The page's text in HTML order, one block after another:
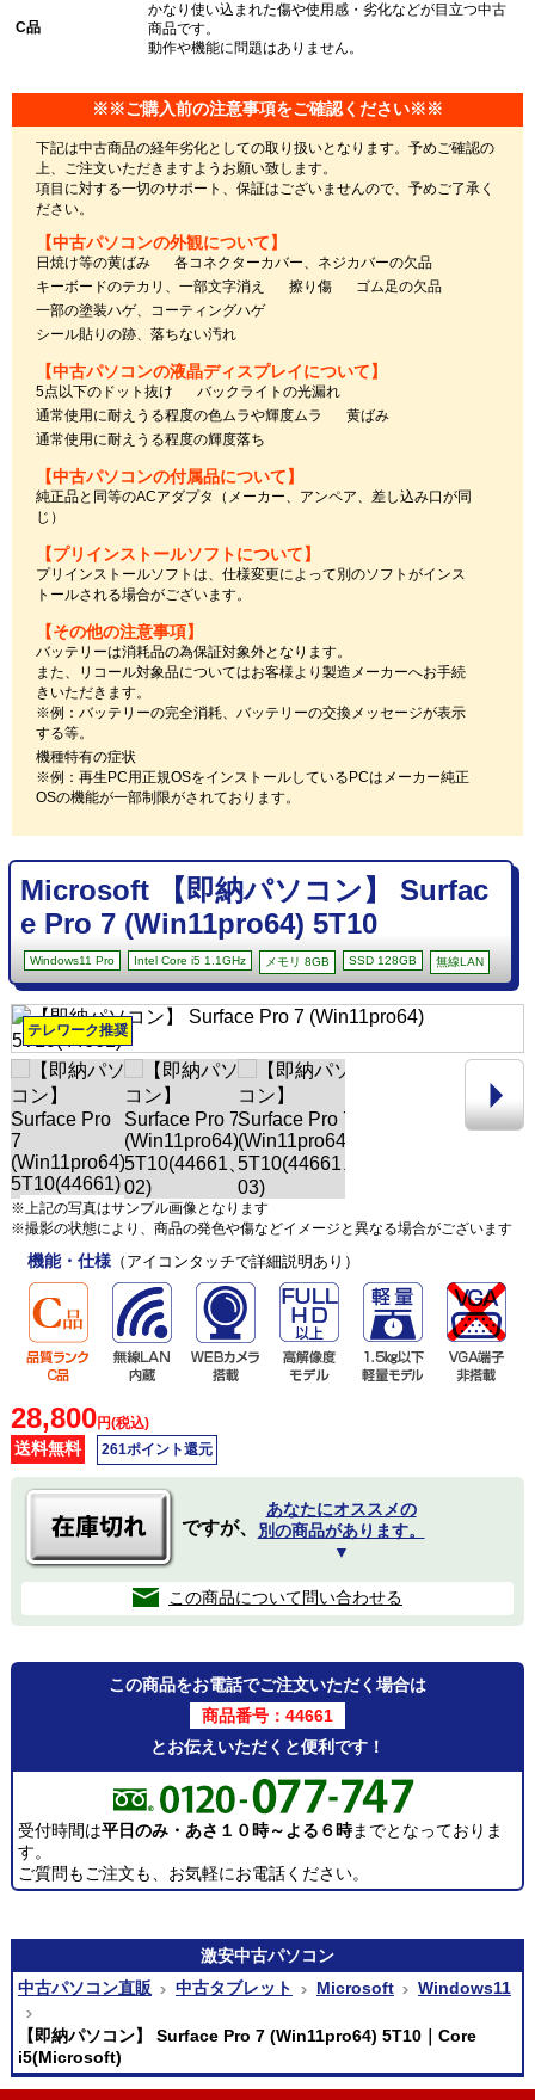
C品
かなり使い込まれた傷や使用感・劣化などが目立つ中古
商品です。
動作や機能に問題はありません。
※※ご購入前の注意事項をご確認ください※※
下記は中古商品の経年劣化としての取り扱いとなります。予めご確認の
上、ご注文いただきますようお願い致します。
項目に対する一切のサポート、保証はございませんので、予めご了承く
ださい。
【中古パソコンの外観について】
日焼け等の黄ばみ
各コネクターカバー、ネジカバーの欠品
キーボードのテカリ、一部文字消え
擦り傷
ゴム足の欠品
一部の塗装ハゲ、コーティングハゲ
シール貼りの跡、落ちない汚れ
【中古パソコンの液晶ディスプレイについて】
5点以下のドット抜け
バックライトの光漏れ
通常使用に耐えうる程度の色ムラや輝度ムラ
黄ばみ
通常使用に耐えうる程度の輝度落ち
【中古パソコンの付属品について】
純正品と同等のACアダプタ（メーカー、アンペア、差し込み口が同
じ）
【プリインストールソフトについて】
プリインストールソフトは、仕様変更によって別のソフトがインス
トールされる場合がございます。
【その他の注意事項】
バッテリーは消耗品の為保証対象外となります。
また、リコール対象品についてはお客様より製造メーカーへお手続
きいただきます。
※例：バッテリーの完全消耗、バッテリーの交換メッセージが表示
する等。
機種特有の症状
※例：再生PC用正規OSをインストールしているPCはメーカー純正
OSの機能が一部制限がされております。
Microsoft 【即納パソコン】 Surfac
e Pro 7 (Win11pro64) 5T10
Windows11 Pro Intel Core i5 1.1GHz メモリ 8GB SSD 128GB 無線LAN
テレワーク推奨
※上記の写真はサンプル画像となります
※撮影の状態により、商品の発色や傷などイメージと異なる場合がございます
機能・仕様（アイコンタッチで詳細説明あり）
28,800円(税込)
送料無料 261ポイント還元
ですが、
あなたにオススメの
別の商品があります。
▼
この商品について問い合わせる
この商品をお電話でご注文いただく場合は
商品番号：44661
とお伝えいただくと便利です！
受付時間は平日のみ・あさ１０時～よる６時までとなっておりま
す。
ご質問もご注文も、お気軽にお電話ください。
激安中古パソコン
中古パソコン直販
中古タブレット Microsoft Windows11
【即納パソコン】 Surface Pro 7 (Win11pro64) 5T10｜Core
i5(Microsoft)